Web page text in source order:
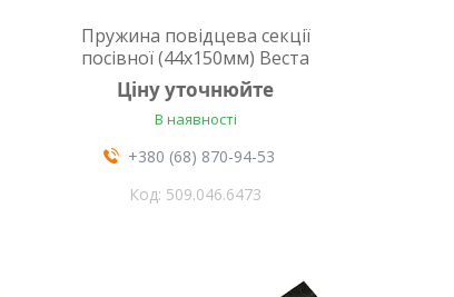
Пружина повідцева секції
посівної (44х150мм) Веста
Ціну уточнюйте
В наявності
+380 (68) 870-94-53
509.046.6473